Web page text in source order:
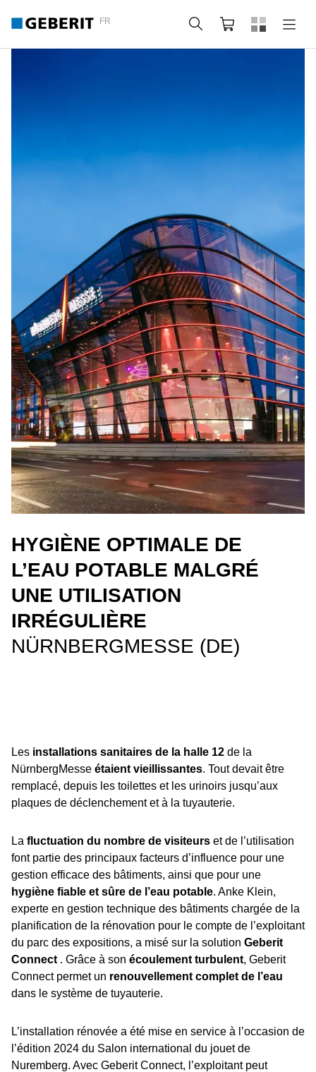
FR Rechercher
Panier
HYGIÈNE OPTIMALE DE
L’EAU POTABLE MALGRÉ
UNE UTILISATION
IRRÉGULIÈRE
NÜRNBERGMESSE (DE)
Les installations sanitaires de la halle 12 de la
NürnbergMesse étaient vieillissantes. Tout devait être
remplacé, depuis les toilettes et les urinoirs jusqu’aux
plaques de déclenchement et à la tuyauterie.
La fluctuation du nombre de visiteurs et de l’utilisation
font partie des principaux facteurs d’influence pour une
gestion efficace des bâtiments, ainsi que pour une
hygiène fiable et sûre de l’eau potable. Anke Klein,
experte en gestion technique des bâtiments chargée de la
planification de la rénovation pour le compte de l’exploitant
du parc des expositions, a misé sur la solution Geberit
Connect . Grâce à son écoulement turbulent, Geberit
Connect permet un renouvellement complet de l’eau
dans le système de tuyauterie.
L’installation rénovée a été mise en service à l’occasion de
l’édition 2024 du Salon international du jouet de
Nuremberg. Avec Geberit Connect, l’exploitant peut